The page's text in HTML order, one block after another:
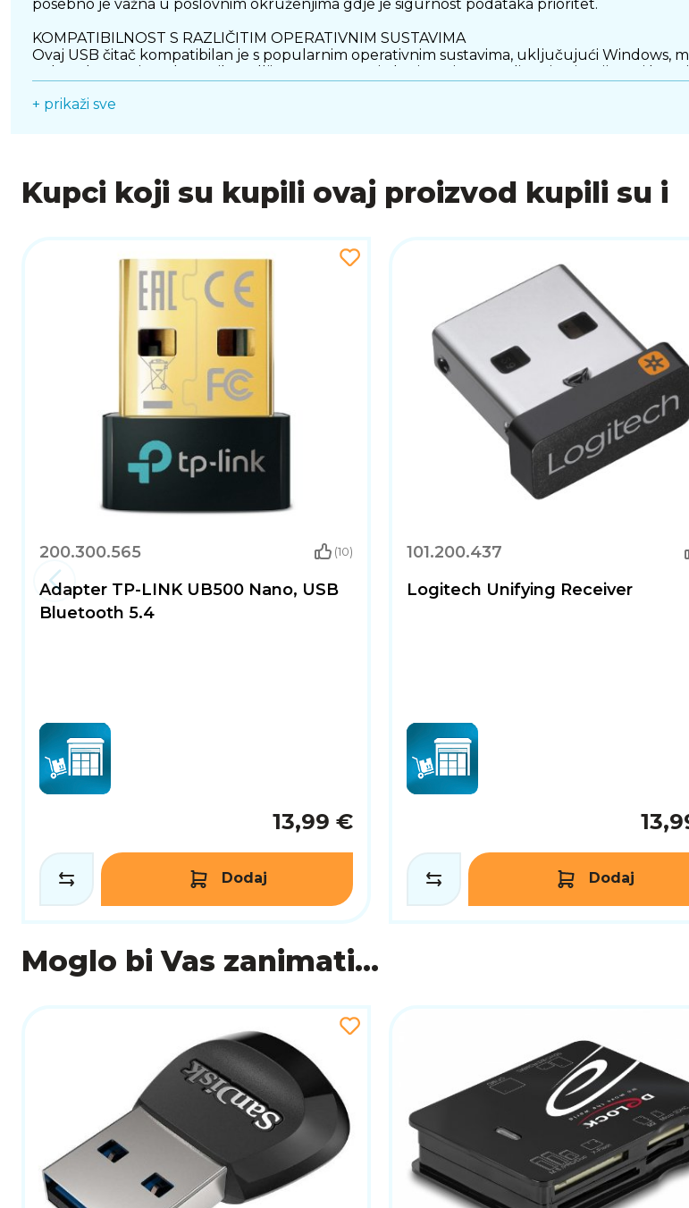
posebno je važna u poslovnim okruženjima gdje je sigurnost podataka prioritet.
KOMPATIBILNOST S RAZLIČITIM OPERATIVNIM SUSTAVIMA
Ovaj USB čitač kompatibilan je s popularnim operativnim sustavima, uključujući Windows,
radna okruženja. Takva prilagodljivost omogućuje korištenje u uredima, institucijama i
KOMPAKTAN I IZDRŽLJIV DIZAJN
SBOX CR-02 USB čitač pametnih kartica predstavlja praktičan alat za sve koji trebaju
široka kompatibilnost i stabilan rad čine ga pouzdanim izborom za poslovnu i privatnu
+ prikaži sve
Kupci koji su kupili ovaj proizvod kupili su i
200.300.565 (10)
Adapter TP-LINK UB500 Nano, USB
Bluetooth 5.4
13,99 €
Dodaj
101.200.437
Logitech Unifying Receiver
Dodaj
Moglo bi Vas zanimati...